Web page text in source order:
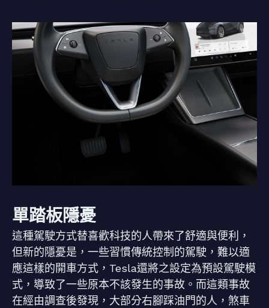
單踏板隱憂
這種駕駛方式替喜歡科技的人帶來了舒適與便利，
但新的隱憂是，一些習慣傳統控制的駕駛，難以適
應這樣的開車方式，Tesla還將之設定為預設駕駛模
式，導致了一些原本不該發生的事故。而這類事故
在經由調查後發現，大部分右腳踩油門的人，煞車